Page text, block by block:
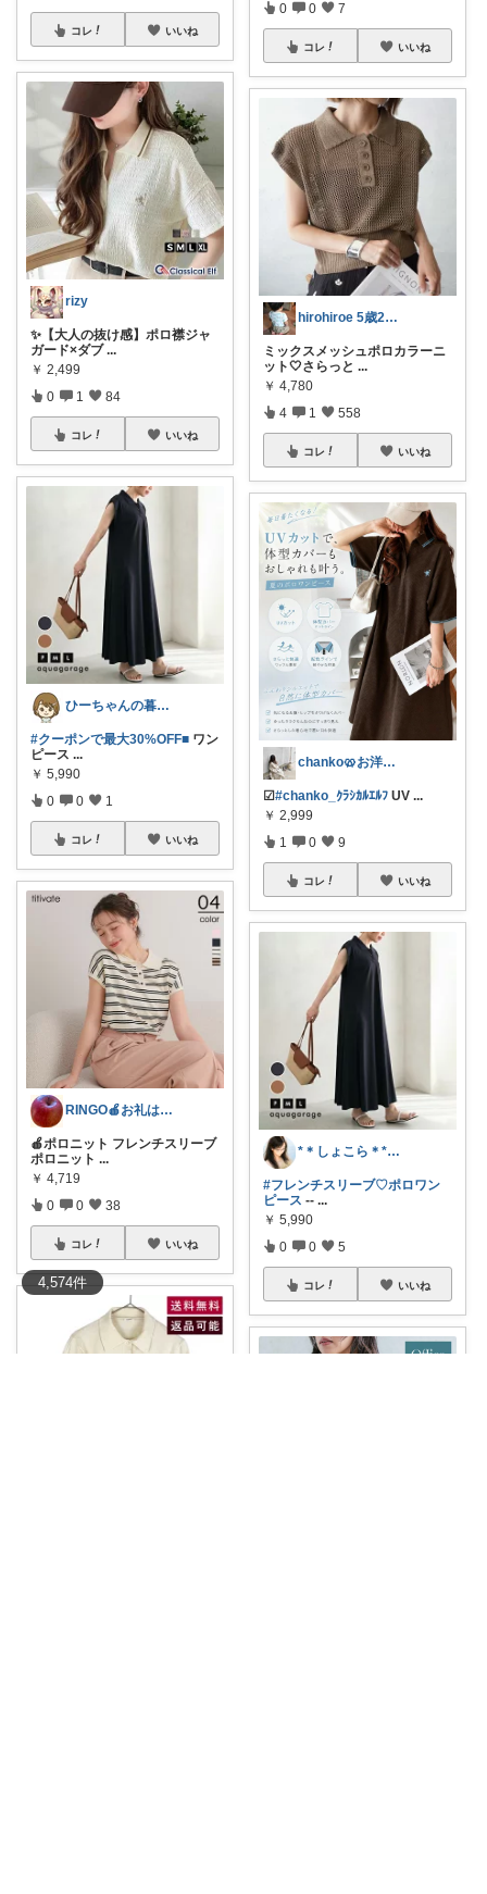
4,574件
コレ いいね
rizy
✨️【大人の抜け感】ポロ襟ジャ
ガード×ダブ ...
￥ 2,499
0 1 84
コレ いいね
ひーちゃんの暮らしと服ROOM🌷
#クーポンで最大30%OFF■ ワン
ピース ...
￥ 5,990
0 0 1
コレ いいね
RINGO🍎お礼はプロフ🍎
🍎ポロニット フレンチスリーブ
ポロニット ...
￥ 4,719
0 0 38
コレ いいね
0 0 7
コレ いいね
hirohiroe 5歳2歳👦👧
ミックスメッシュポロカラーニ
ット🤍さらっと ...
￥ 4,780
4 1 558
コレ いいね
chanko🥨お洋服/出産準備💗
☑︎#chanko_ｸﾗｼｶﾙｴﾙﾌ UV ...
￥ 2,999
1 0 9
コレ いいね
*＊しょこら＊*朝コレ
#フレンチスリーブ♡ポロワン
ピース -- ...
￥ 5,990
0 0 5
コレ いいね